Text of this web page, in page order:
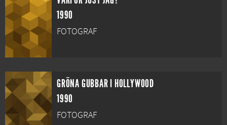
1990
FOTOGRAF
GRÖNA GUBBAR I HOLLYWOOD
1990
FOTOGRAF